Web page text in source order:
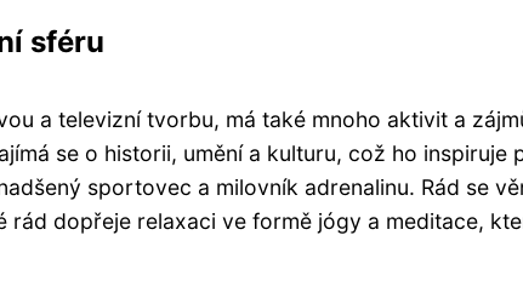
sféru
a televizní tvorbu, má také mnoho aktivit a
se o historii, umění a kulturu, což ho
sportovec a milovník adrenalinu. Rád se
rád dopřeje relaxaci ve formě jógy a meditace,